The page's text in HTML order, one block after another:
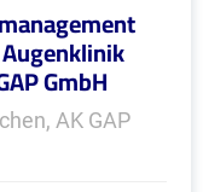
GmbH
AK GAP